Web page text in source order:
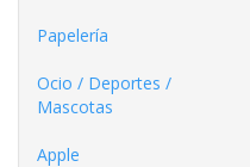
Papelería
Ocio / Deportes /
Mascotas
Apple